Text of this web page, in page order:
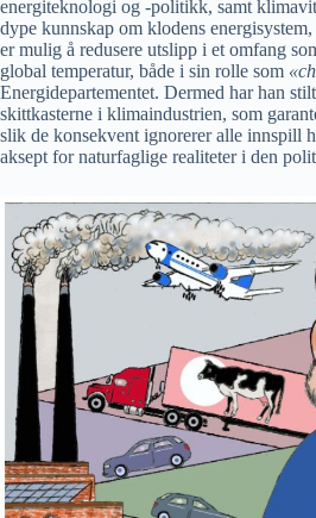
energiteknologi og -politikk, samt
dype kunnskap om klodens
er mulig å redusere utslipp i et omfang
global temperatur, både i sin rolle som
Energidepartementet. Dermed har han
skittkasterne i klimaindustrien, som
slik de konsekvent ignorerer alle innspill
aksept for naturfaglige realiteter i den